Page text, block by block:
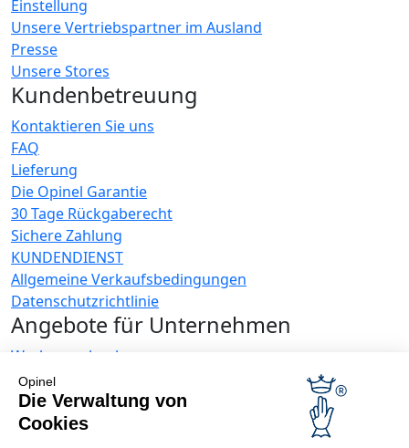
Opinel
Die Verwaltung von
Cookies
Einstellung
Unsere Vertriebspartner im Ausland
Presse
Unsere Stores
Kundenbetreuung
Kontaktieren Sie uns
FAQ
Lieferung
Die Opinel Garantie
30 Tage Rückgaberecht
Sichere Zahlung
KUNDENDIENST
Allgemeine Verkaufsbedingungen
Datenschutzrichtlinie
Angebote für Unternehmen
Werbegeschenke
Gastronome
Opinel News
Neuigkeiten erhalten